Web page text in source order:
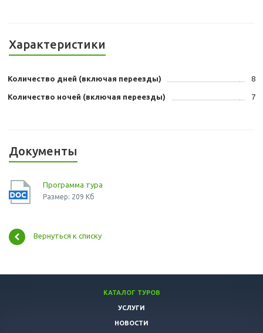
Характеристики
Количество дней (включая переезды) 8
Количество ночей (включая переезды) 7
Документы
Программа тура
Размер: 209 Кб
Вернуться к списку
КАТАЛОГ ТУРОВ
УСЛУГИ
НОВОСТИ